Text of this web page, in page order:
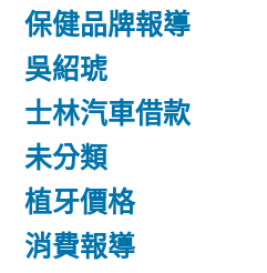
保健品牌報導
吳紹琥
士林汽車借款
未分類
植牙價格
消費報導